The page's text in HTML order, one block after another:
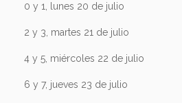
0 y 1, lunes 20 de julio
2 y 3, martes 21 de julio
4 y 5, miércoles 22 de julio
6 y 7, jueves 23 de julio